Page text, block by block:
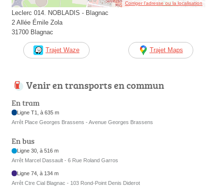
Corriger l’adresse ou la localisation
Leclerc 014. NOBLADIS - Blagnac
2 Allée Émile Zola
31700 Blagnac
Trajet Waze Trajet Maps
Venir en transports en commun
En tram
Ligne T1, à 635 m
Arrêt Place Georges Brassens - Avenue Georges Brassens
En bus
Ligne 30, à 516 m
Arrêt Marcel Dassault - 6 Rue Roland Garros
Ligne 74, à 134 m
Arrêt Ctre Cial Blagnac - 103 Rond-Point Denis Diderot